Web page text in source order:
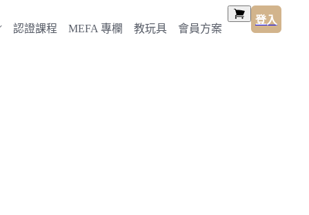
認證課程 MEFA 專欄 教玩具 會員方案
登入